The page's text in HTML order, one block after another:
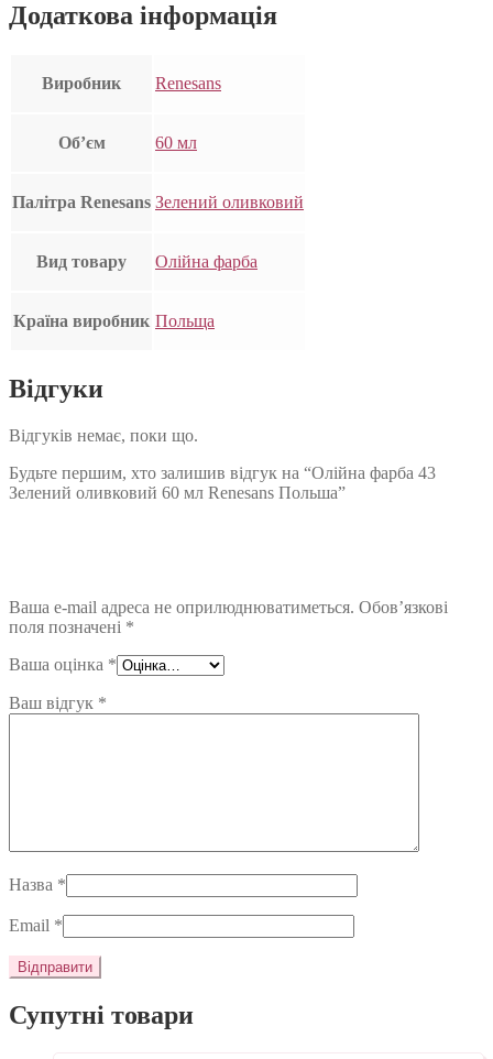
Додаткова інформація
Виробник Renesans
Об’єм 60 мл
Палітра Renesans Зелений оливковий
Вид товару Олійна фарба
Країна виробник Польща
Відгуки
Відгуків немає, поки що.
Будьте першим, хто залишив відгук на “Олійна фарба 43
Зелений оливковий 60 мл Renesans Польша”
Ваша e-mail адреса не оприлюднюватиметься. Обов’язкові
поля позначені *
Ваша оцінка *
Ваш відгук *
Назва *
Email *
Супутні товари